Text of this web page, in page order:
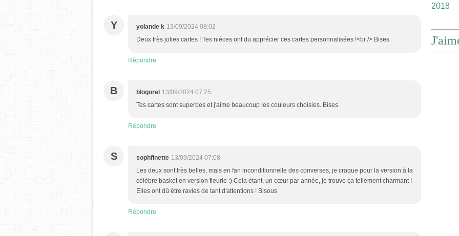
Y yolande k 13/09/2024 08:02
Deux très jolies cartes ! Tes nièces ont du apprécier ces cartes personnalisées !<br /> Bises
Répondre
B blogorel 13/09/2024 07:25
Tes cartes sont superbes et j'aime beaucoup les couleurs choisies. Bises.
Répondre
S sophfinette 13/09/2024 07:08
Les deux sont très belles, mais en fan inconditionnelle des converses, je craque pour la version à la
célèbre basket en version fleurie :) Cela étant, un cœur par année, je trouve ça tellement charmant !
Elles ont dû être ravies de tant d'attentions ! Bisous
Répondre
2018